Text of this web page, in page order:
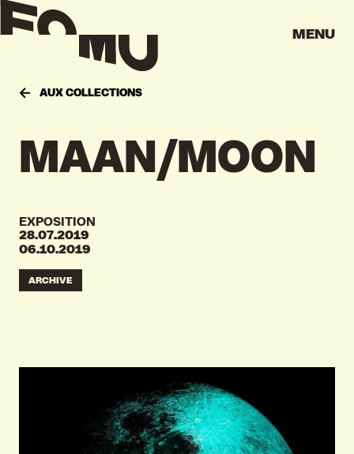
MENU
AUX COLLECTIONS
MAAN/ MOON
EXPOSITION
28.07.2019
06.10.2019
ARCHIVE